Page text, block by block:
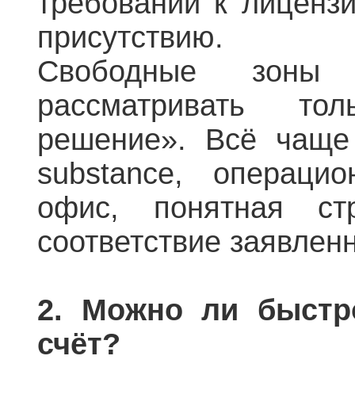
присутствию.
Свободные
рассматривать
решение». Всё чаще
substance,
офис, понятная
соответствие
2. Можно ли
счёт?